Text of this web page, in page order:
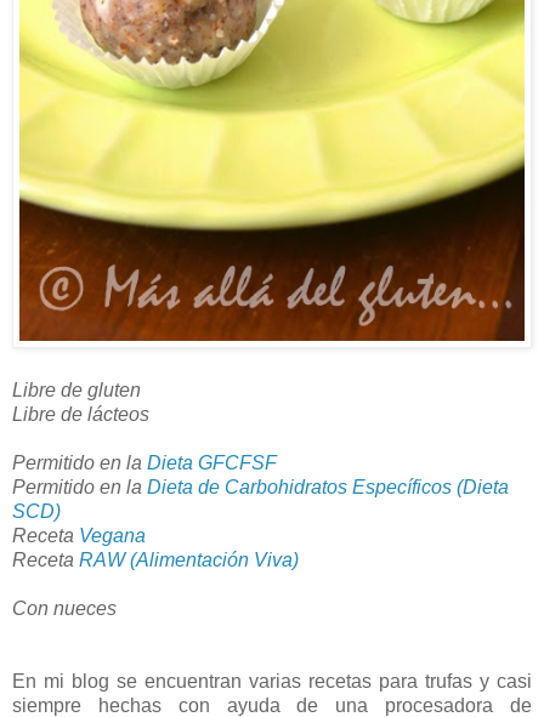
Libre de gluten
Libre de lácteos
Permitido en la Dieta GFCFSF
Permitido en la Dieta de Carbohidratos Específicos (Dieta
SCD)
Receta Vegana
Receta RAW (Alimentación Viva)
Con nueces
En mi blog se encuentran varias recetas para trufas y casi
siempre hechas con ayuda de una procesadora de